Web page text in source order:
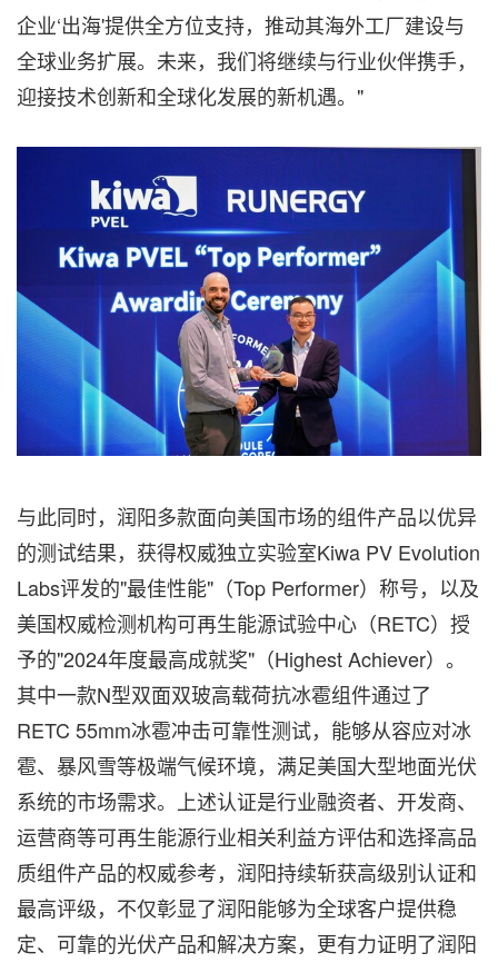
企业‘出海'提供全方位支持，推动其海外工厂建设与
全球业务扩展。未来，我们将继续与行业伙伴携手，
迎接技术创新和全球化发展的新机遇。"
与此同时，润阳多款面向美国市场的组件产品以优异
的测试结果，获得权威独立实验室Kiwa PV Evolution
Labs评发的"最佳性能"（Top Performer）称号，以及
美国权威检测机构可再生能源试验中心（RETC）授
予的"2024年度最高成就奖"（Highest Achiever）。
其中一款N型双面双玻高载荷抗冰雹组件通过了
RETC 55mm冰雹冲击可靠性测试，能够从容应对冰
雹、暴风雪等极端气候环境，满足美国大型地面光伏
系统的市场需求。上述认证是行业融资者、开发商、
运营商等可再生能源行业相关利益方评估和选择高品
质组件产品的权威参考，润阳持续斩获高级别认证和
最高评级，不仅彰显了润阳能够为全球客户提供稳
定、可靠的光伏产品和解决方案，更有力证明了润阳